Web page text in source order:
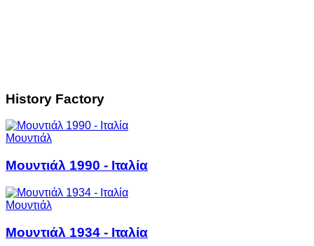
History Factory
Μουντιάλ
Μουντιάλ 1990 - Ιταλία
Μουντιάλ
Μουντιάλ 1934 - Ιταλία